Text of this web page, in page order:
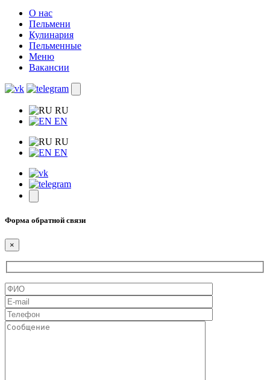
О нас
Пельмени
Кулинария
Пельменные
Меню
Вакансии
RU
EN
RU
EN
Форма обратной связи
×